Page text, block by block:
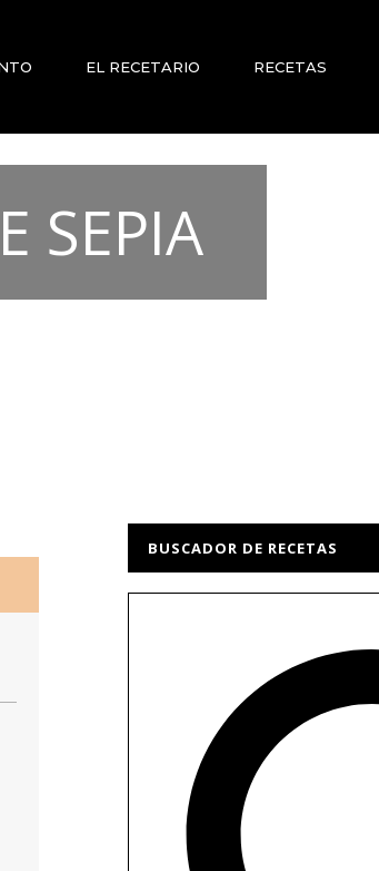
EL RECETARIO RECETAS
SEPIA
BUSCADOR DE RECETAS